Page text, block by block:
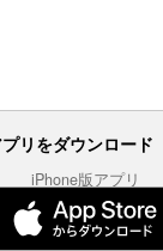
リをダウンロード
iPhone版アプリ